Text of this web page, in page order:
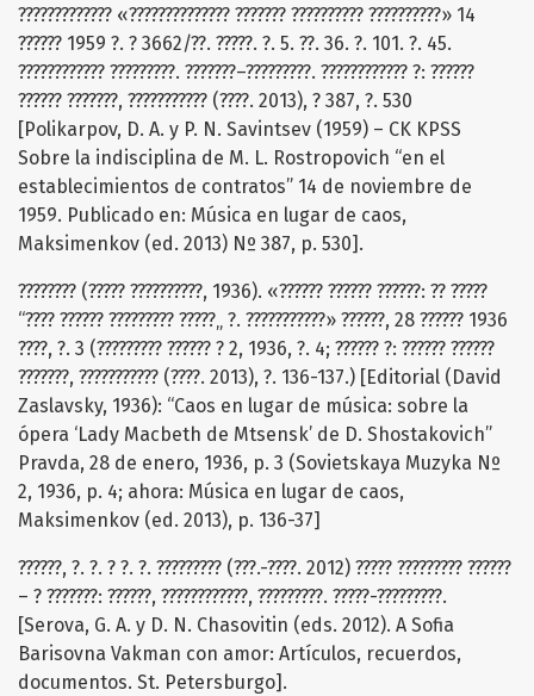
????????????? «?????????????? ??????? ?????????? ??????????» 14
?????? 1959 ?. ? 3662/??. ?????. ?. 5. ??. 36. ?. 101. ?. 45.
???????????? ?????????. ???????–?????????. ???????????? ?: ??????
?????? ???????, ??????????? (????. 2013), ? 387, ?. 530
[Polikarpov, D. A. y P. N. Savintsev (1959) – CK KPSS
Sobre la indisciplina de M. L. Rostropovich “en el
establecimientos de contratos” 14 de noviembre de
1959. Publicado en: Música en lugar de caos,
Maksimenkov (ed. 2013) Nº 387, p. 530].
???????? (????? ??????????, 1936). «?????? ?????? ??????: ?? ?????
“???? ?????? ????????? ?????„ ?. ???????????» ??????, 28 ?????? 1936
????, ?. 3 (????????? ?????? ? 2, 1936, ?. 4; ?????? ?: ?????? ??????
???????, ??????????? (????. 2013), ?. 136-137.) [Editorial (David
Zaslavsky, 1936): “Caos en lugar de música: sobre la
ópera ‘Lady Macbeth de Mtsensk’ de D. Shostakovich”
Pravda, 28 de enero, 1936, p. 3 (Sovietskaya Muzyka Nº
2, 1936, p. 4; ahora: Música en lugar de caos,
Maksimenkov (ed. 2013), p. 136-37]
??????, ?. ?. ? ?. ?. ????????? (???.-????. 2012) ????? ????????? ??????
– ? ???????: ??????, ????????????, ?????????. ?????-?????????.
[Serova, G. A. y D. N. Chasovitin (eds. 2012). A Sofia
Barisovna Vakman con amor: Artículos, recuerdos,
documentos. St. Petersburgo].